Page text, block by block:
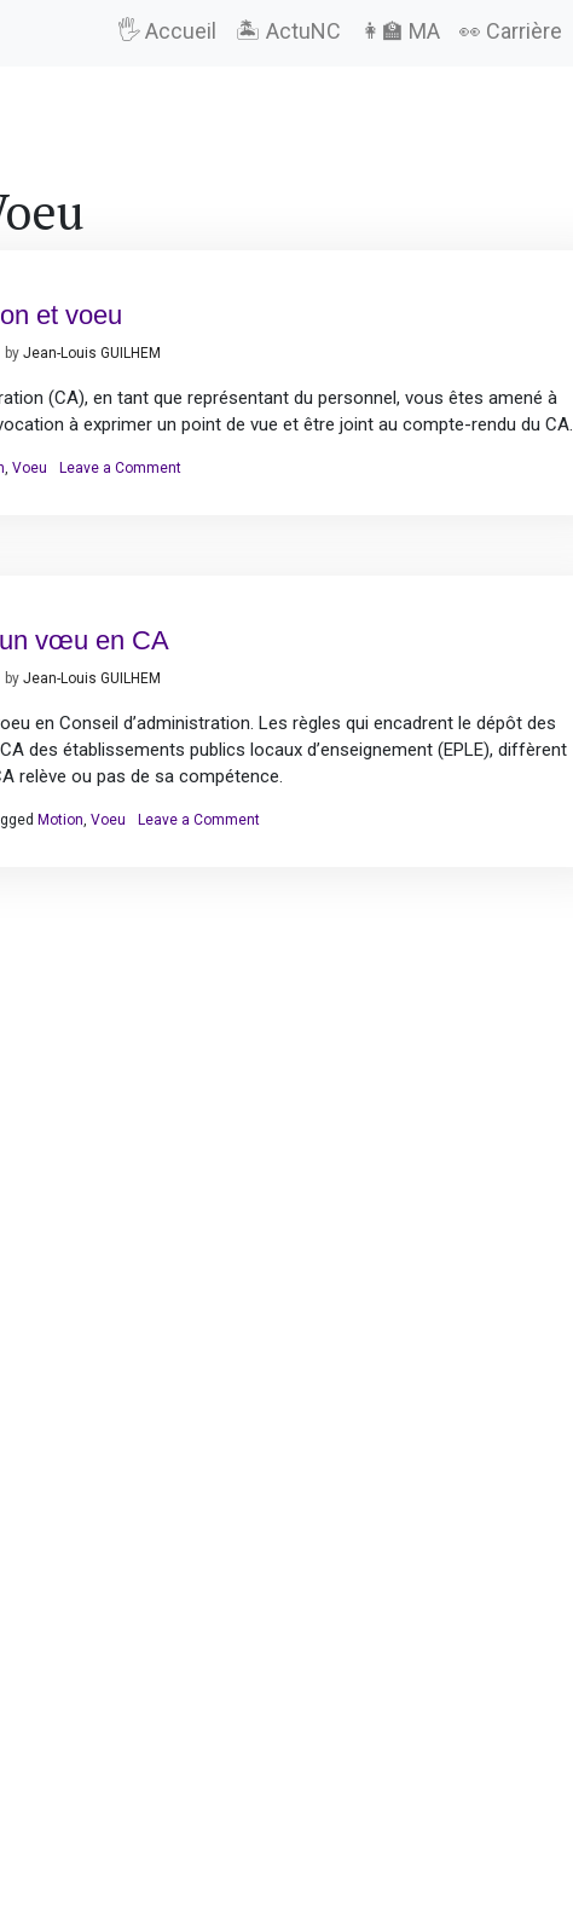
🖐️ Accueil 🏝️ ActuNC 👩‍🏫 MA 👀 Carrière
et voeu
by Jean-Louis GUILHEM
(CA), en tant que représentant du personnel, vous êtes amené à
à exprimer un point de vue et être joint au compte-rendu du CA.
, Voeu Leave a Commenton
vœu en CA
by Jean-Louis GUILHEM
en Conseil d’administration. Les règles qui encadrent le dépôt des
des établissements publics locaux d’enseignement (EPLE), diffèrent
relève ou pas de sa compétence.
Motion, Voeu Leave a Commenton